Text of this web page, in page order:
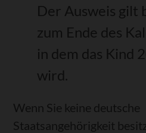
Der Ausweis gilt
zum Ende des
in dem das Kind
wird.
Wenn Sie keine deutsche
Staatsangehörigkeit